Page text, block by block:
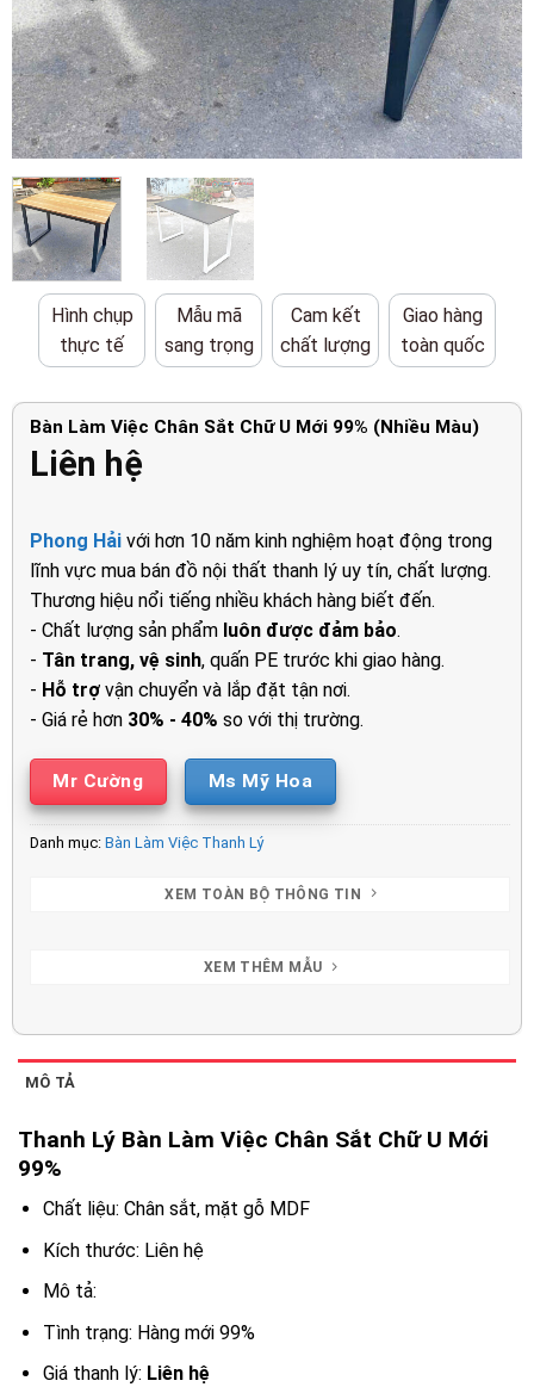
Hình chụp
thực tế
Mẫu mã
sang trọng
Cam kết
chất lượng
Giao hàng
toàn quốc
Bàn Làm Việc Chân Sắt Chữ U Mới 99% (Nhiều Màu)
Liên hệ
Phong Hảivới hơn 10 năm kinh nghiệm hoạt động trong
lĩnh vực mua bán đồ nội thất thanh lý uy tín, chất lượng.
Thương hiệu nổi tiếng nhiều khách hàng biết đến.
- Chất lượng sản phẩm luôn được đảm bảo.
- Tân trang, vệ sinh, quấn PE trước khi giao hàng.
- Hỗ trợvận chuyển và lắp đặt tận nơi.
- Giá rẻ hơn 30% - 40% so với thị trường.
Mr Cường Ms Mỹ Hoa
Danh mục: Bàn Làm Việc Thanh Lý
XEM TOÀN BỘ THÔNG TIN
XEM THÊM MẪU
MÔ TẢ
Thanh Lý Bàn Làm Việc Chân Sắt Chữ U Mới
99%
Chất liệu: Chân sắt, mặt gỗ MDF
Kích thước: Liên hệ
Mô tả:
Tình trạng: Hàng mới 99%
Giá thanh lý: Liên hệ